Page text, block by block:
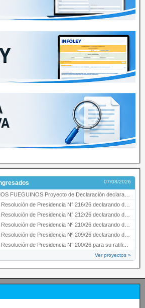
07/08/2026
Proyecto de Declaración declarando de interés provincial PRESIDENCI…
de Presidencia N° 216/26 declarando de interés provincial la labor …
de Presidencia N° 212/26 declarando de interés provincial el “50° A…
de Presidencia Nº 210/26 declarando de interés provincial el proyec…
de Presidencia Nº 209/26 declarando de interés provincial la presen…
de Presidencia N° 200/26 para su ratificación.
Ver proyectos »